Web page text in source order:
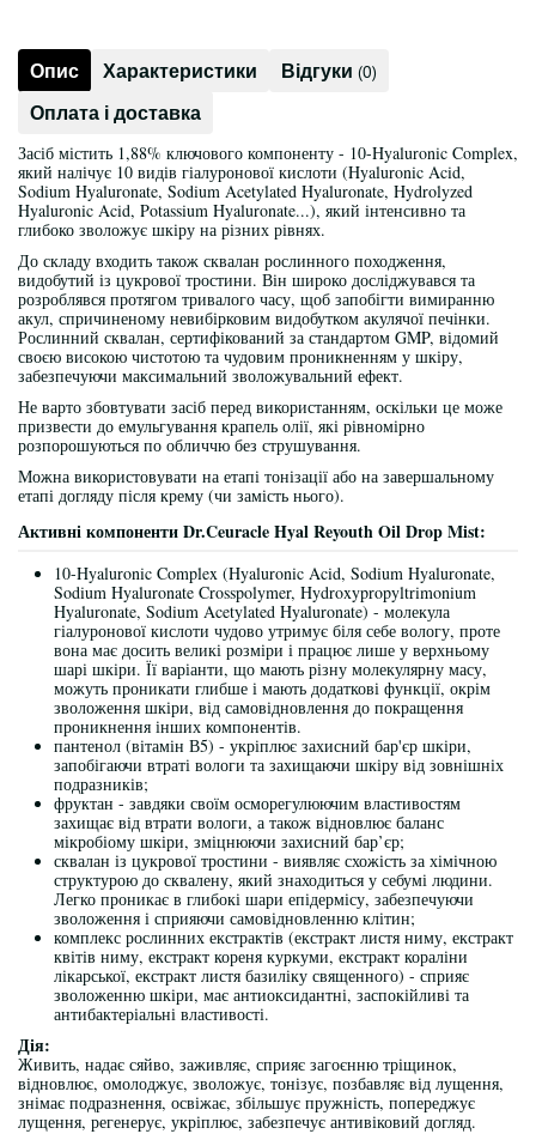
Опис Характеристики Відгуки (0)
Оплата і доставка
Засіб містить 1,88% ключового компоненту - 10-Hyaluronic Complex,
який налічує 10 видів гіалуронової кислоти (Hyaluronic Acid,
Sodium Hyaluronate, Sodium Acetylated Hyaluronate, Hydrolyzed
Hyaluronic Acid, Potassium Hyaluronate...), який інтенсивно та
глибоко зволожує шкіру на різних рівнях.
До складу входить також сквалан рослинного походження,
видобутий із цукрової тростини. Він широко досліджувався та
розроблявся протягом тривалого часу, щоб запобігти вимиранню
акул, спричиненому невибірковим видобутком акулячої печінки.
Рослинний сквалан, сертифікований за стандартом GMP, відомий
своєю високою чистотою та чудовим проникненням у шкіру,
забезпечуючи максимальний зволожувальний ефект.
Не варто збовтувати засіб перед використанням, оскільки це може
призвести до емульгування крапель олії, які рівномірно
розпорошуються по обличчю без струшування.
Можна використовувати на етапі тонізації або на завершальному
етапі догляду після крему (чи замість нього).
Активні компоненти Dr.Ceuracle Hyal Reyouth Oil Drop Mist:
10-Hyaluronic Complex (Hyaluronic Acid, Sodium Hyaluronate,
Sodium Hyaluronate Crosspolymer, Hydroxypropyltrimonium
Hyaluronate, Sodium Acetylated Hyaluronate) - молекула
гіалуронової кислоти чудово утримує біля себе вологу, проте
вона має досить великі розміри і працює лише у верхньому
шарі шкіри. Її варіанти, що мають різну молекулярну масу,
можуть проникати глибше і мають додаткові функції, окрім
зволоження шкіри, від самовідновлення до покращення
проникнення інших компонентів.
пантенол (вітамін В5) - укріплює захисний бар'єр шкіри,
запобігаючи втраті вологи та захищаючи шкіру від зовнішніх
подразників;
фруктан - завдяки своїм осморегулюючим властивостям
захищає від втрати вологи, а також відновлює баланс
мікробіому шкіри, зміцнюючи захисний бар’єр;
сквалан із цукрової тростини - виявляє схожість за хімічною
структурою до сквалену, який знаходиться у себумі людини.
Легко проникає в глибокі шари епідермісу, забезпечуючи
зволоження і сприяючи самовідновленню клітин;
комплекс рослинних екстрактів (екстракт листя ниму, екстракт
квітів ниму, екстракт кореня куркуми, екстракт кораліни
лікарської, екстракт листя базиліку священного) - сприяє
зволоженню шкіри, має антиоксидантні, заспокійливі та
антибактеріальні властивості.
Дія:
Живить, надає сяйво, заживляє, сприяє загоєнню тріщинок,
відновлює, омолоджує, зволожує, тонізує, позбавляє від лущення,
знімає подразнення, освіжає, збільшує пружність, попереджує
лущення, регенерує, укріплює, забезпечує антивіковий догляд.